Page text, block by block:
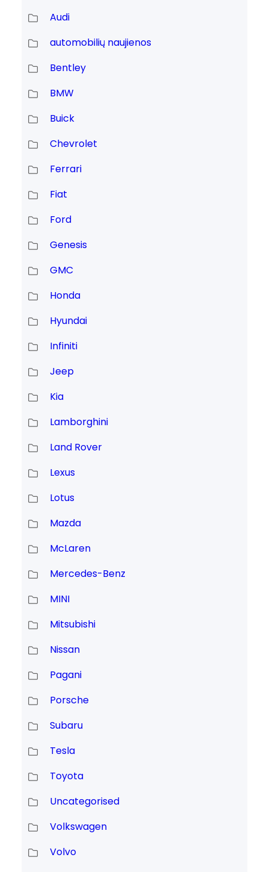
Audi
automobilių naujienos
Bentley
BMW
Buick
Chevrolet
Ferrari
Fiat
Ford
Genesis
GMC
Honda
Hyundai
Infiniti
Jeep
Kia
Lamborghini
Land Rover
Lexus
Lotus
Mazda
McLaren
Mercedes-Benz
MINI
Mitsubishi
Nissan
Pagani
Porsche
Subaru
Tesla
Toyota
Uncategorised
Volkswagen
Volvo